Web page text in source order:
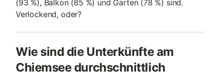
(93 %), Balkon (85 %) und Garten (78 %) sind.
Verlockend, oder?
Wie sind die Unterkünfte am
Chiemsee durchschnittlich